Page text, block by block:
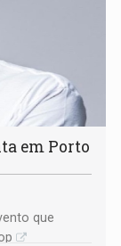
em Porto
que